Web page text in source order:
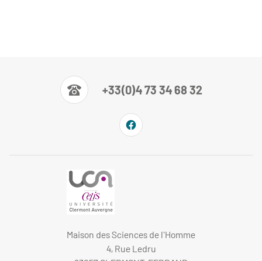
+33(0)4 73 34 68 32
Maison des Sciences de l'Homme
4, Rue Ledru